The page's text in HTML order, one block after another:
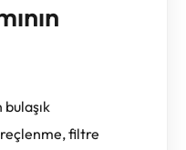
filtre